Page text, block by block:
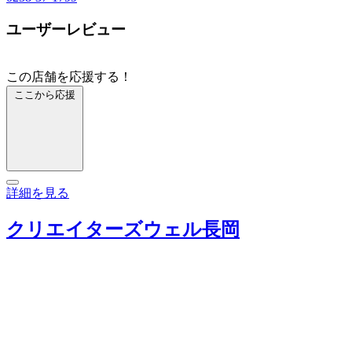
ユーザーレビュー
この店舗を応援する！
ここから応援
詳細を見る
クリエイターズウェル長岡